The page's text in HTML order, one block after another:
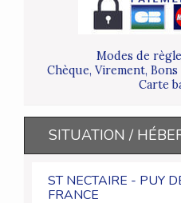
Modes de
Chèque, Virement, Bons
Carte
SITUATION /
ST NECTAIRE - PUY
FRANCE